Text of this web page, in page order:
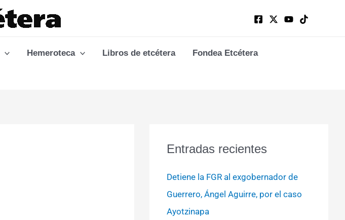
Hemeroteca Libros de etcétera Fondea Etcétera
Entradas recientes
Detiene la FGR al exgobernador de
Guerrero, Ángel Aguirre, por el caso
Ayotzinapa